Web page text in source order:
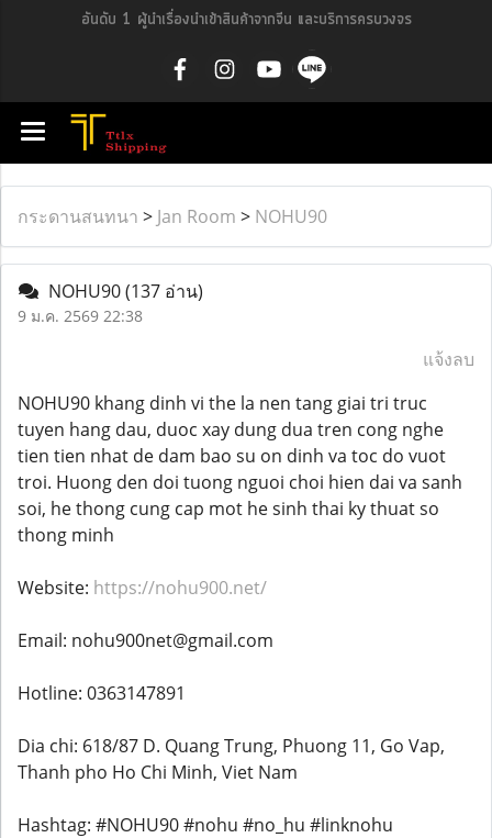
อันดับ 1 ผู้นำเรื่องนำเข้าสินค้าจากจีน และบริการครบวงจร
กระดานสนทนา > Jan Room > NOHU90
NOHU90(137 อ่าน)
9 ม.ค. 2569 22:38
แจ้งลบ
NOHU90 khang dinh vi the la nen tang giai tri truc
tuyen hang dau, duoc xay dung dua tren cong nghe
tien tien nhat de dam bao su on dinh va toc do vuot
troi. Huong den doi tuong nguoi choi hien dai va sanh
soi, he thong cung cap mot he sinh thai ky thuat so
thong minh
Website: https://nohu900.net/
Email: nohu900net@gmail.com
Hotline: 0363147891
Dia chi: 618/87 D. Quang Trung, Phuong 11, Go Vap,
Thanh pho Ho Chi Minh, Viet Nam
Hashtag: #NOHU90 #nohu #no_hu #linknohu